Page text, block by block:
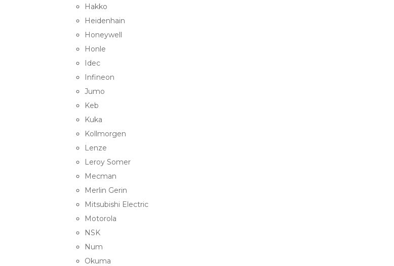
Hakko
Heidenhain
Honeywell
Honle
Idec
Infineon
Jumo
Keb
Kuka
Kollmorgen
Lenze
Leroy Somer
Mecman
Merlin Gerin
Mitsubishi Electric
Motorola
NSK
Num
Okuma